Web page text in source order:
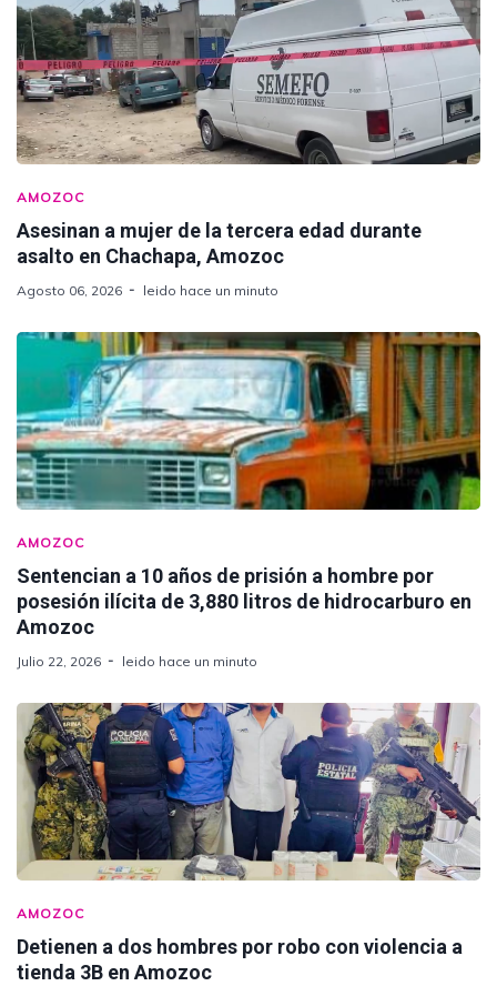
AMOZOC
Asesinan a mujer de la tercera edad durante
asalto en Chachapa, Amozoc
Agosto 06, 2026 leido hace un minuto
AMOZOC
Sentencian a 10 años de prisión a hombre por
posesión ilícita de 3,880 litros de hidrocarburo en
Amozoc
Julio 22, 2026 leido hace un minuto
AMOZOC
Detienen a dos hombres por robo con violencia a
tienda 3B en Amozoc